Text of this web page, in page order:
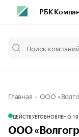
РБК
Главная ООО
ДЕЙСТВУЕТОБНОВЛЕНО,
ООО